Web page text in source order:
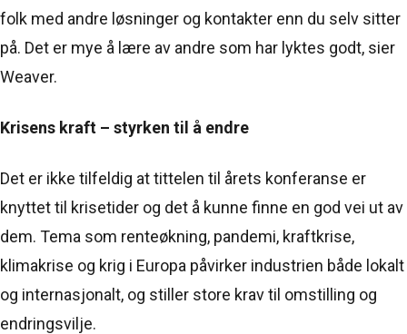
folk med andre løsninger og kontakter enn du selv sitter
på. Det er mye å lære av andre som har lyktes godt, sier
Weaver.
Krisens kraft – styrken til å endre
Det er ikke tilfeldig at tittelen til årets konferanse er
knyttet til krisetider og det å kunne finne en god vei ut av
dem. Tema som renteøkning, pandemi, kraftkrise,
klimakrise og krig i Europa påvirker industrien både lokalt
og internasjonalt, og stiller store krav til omstilling og
endringsvilje.